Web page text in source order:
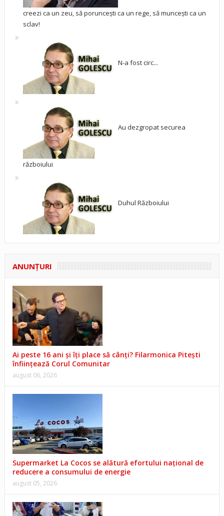
creezi ca un zeu, să poruncești ca un rege, să muncești ca un
sclav!
N-a fost circ...
Au dezgropat securea
războiului
Duhul Războiului
ANUNŢURI
Ai peste 16 ani și îți place să cânți? Filarmonica Pitești
înființează Corul Comunitar
august 06, 2026
Supermarket La Cocos se alătură efortului național de
reducere a consumului de energie
august 05, 2026